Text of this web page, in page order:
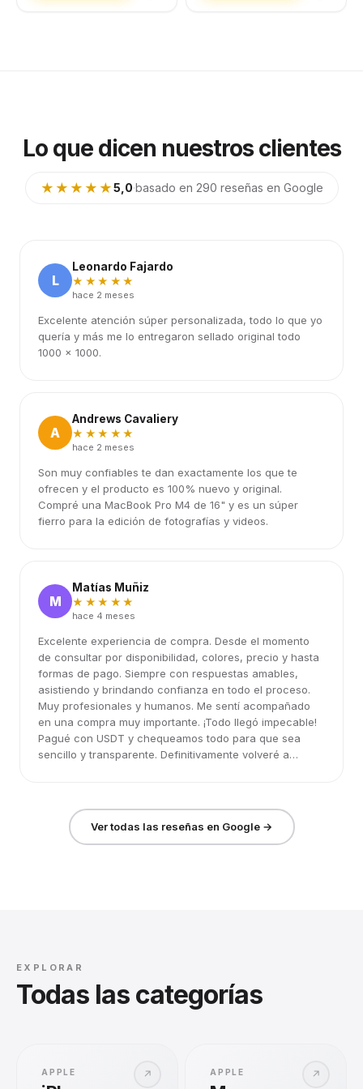
Lo que dicen nuestros clientes
★★★★★5,0·basado en 290 reseñas en Google
L
Leonardo Fajardo
★★★★★
hace 2 meses
Excelente atención súper personalizada, todo lo que yo
quería y más me lo entregaron sellado original todo
1000 x 1000.
A
Andrews Cavaliery
★★★★★
hace 2 meses
Son muy confiables te dan exactamente los que te
ofrecen y el producto es 100% nuevo y original.
Compré una MacBook Pro M4 de 16" y es un súper
fierro para la edición de fotografías y videos.
M
Matías Muñiz
★★★★★
hace 4 meses
Excelente experiencia de compra. Desde el momento
de consultar por disponibilidad, colores, precio y hasta
formas de pago. Siempre con respuestas amables,
asistiendo y brindando confianza en todo el proceso.
Muy profesionales y humanos. Me sentí acompañado
en una compra muy importante. ¡Todo llegó impecable!
Pagué con USDT y chequeamos todo para que sea
sencillo y transparente. Definitivamente volveré a
Ver todas las reseñas en Google →
EXPLORAR
Todas las categorías
↗
APPLE ↗
APPLE